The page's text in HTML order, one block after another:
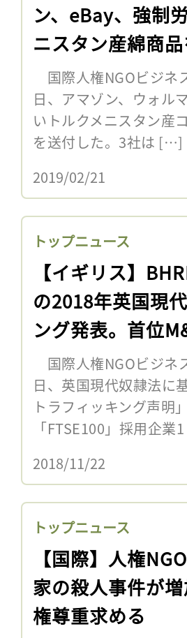
ン、eBay、強制
ニスタン産綿商
国際人権NGOビジネ
日、アマゾン、ウォル
いトルクメニスタン産
を送付した。3社は […]
2019/02/21
トップニュース
【イギリス】
の2018年英国現
ング発表。首位
国際人権NGOビジネ
日、英国現代奴隷法に
トラフィッキング声明
「FTSE100」採用企
2018/11/22
トップニュース
【国際】人権
家の殺人事件が
権尊重求める